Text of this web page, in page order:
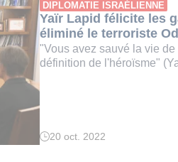
DIPLOMATIE ISRAÉLIENNE
Yaïr Lapid félicite les
éliminé le terroriste
"Vous avez sauvé la vie de
définition de l'héroïsme"
Temps
20 oct. 2022